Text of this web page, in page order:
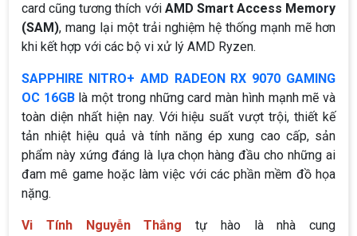
card cũng tương thích với AMD Smart Access Memory
(SAM), mang lại một trải nghiệm hệ thống mạnh mẽ hơn
khi kết hợp với các bộ vi xử lý AMD Ryzen.
SAPPHIRE NITRO+ AMD RADEON RX 9070 GAMING
OC 16GBlà một trong những card màn hình mạnh mẽ và
toàn diện nhất hiện nay. Với hiệu suất vượt trội, thiết kế
tản nhiệt hiệu quả và tính năng ép xung cao cấp, sản
phẩm này xứng đáng là lựa chọn hàng đầu cho những ai
đam mê game hoặc làm việc với các phần mềm đồ họa
nặng.
Vi Tính Nguyễn Thắng tự hào là nhà cung